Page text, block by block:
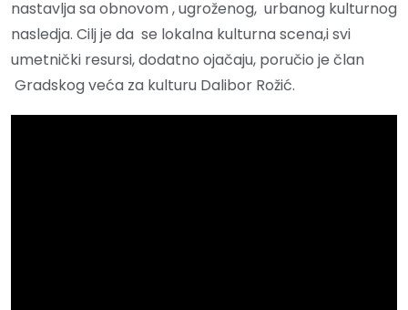
nastavlja sa obnovom , ugroženog, urbanog kulturnog
nasledja. Cilj je da se lokalna kulturna scena,i svi
umetnički resursi, dodatno ojačaju, poručio je član
Gradskog veća za kulturu Dalibor Rožić.